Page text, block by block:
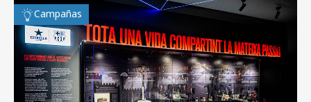
Campañas